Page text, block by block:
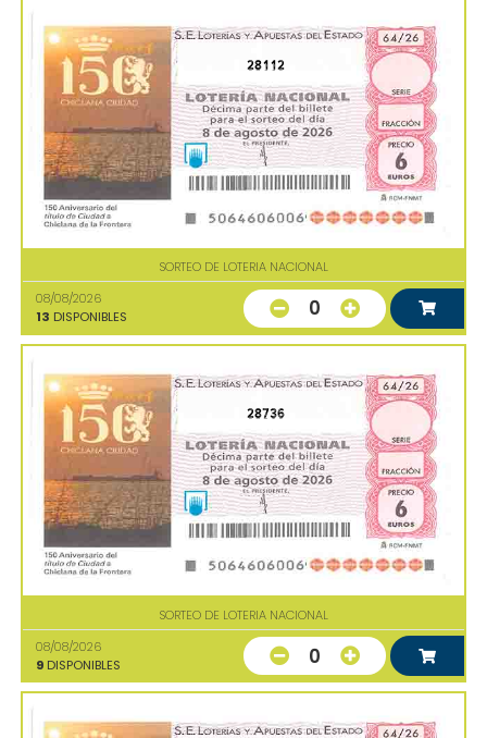
28112
SORTEO DE LOTERIA NACIONAL
08/08/2026
13 DISPONIBLES 0
28736
SORTEO DE LOTERIA NACIONAL
08/08/2026
9 DISPONIBLES 0